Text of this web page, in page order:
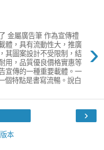
›
金屬廣告筆 作為宣傳禮
體，具有流動性大，推廣
其圖案設計不受限制，結
用，品質優良價格實惠等
宣傳的一種重要載體。一
個特點是書寫流暢。說白
›
本